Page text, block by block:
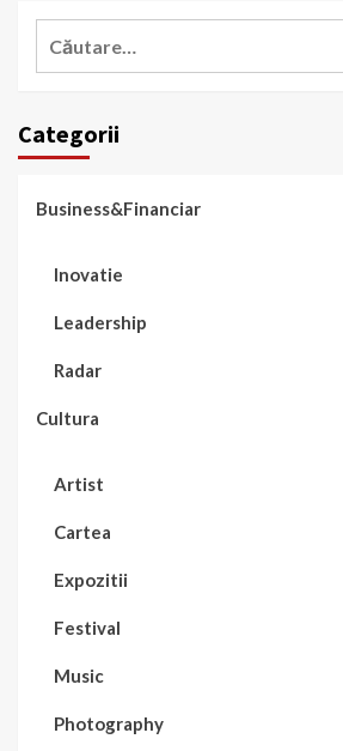
Categorii
Business&Financiar
Inovatie
Leadership
Radar
Cultura
Artist
Cartea
Expozitii
Festival
Music
Photography